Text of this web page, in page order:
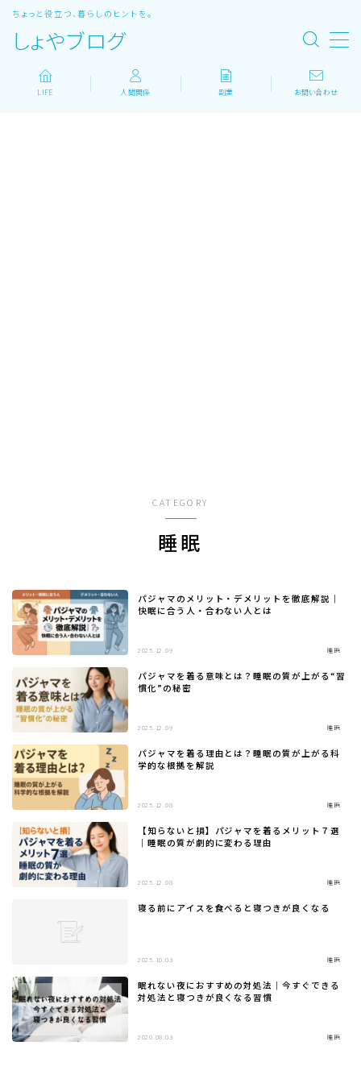
しょやブログ
ちょっと役立つ、暮らしのヒントを。
プライバシーポリシー
LIFE 人間関係 副業 お問い合わせ
CATEGORY
睡眠
パジャマのメリット・デメリットを徹底解説｜
快眠に合う人・合わない人とは
2025.12.09 睡眠
パジャマを着る意味とは？睡眠の質が上がる“習
慣化”の秘密
2025.12.09 睡眠
パジャマを着る理由とは？睡眠の質が上がる科
学的な根拠を解説
2025.12.08 睡眠
【知らないと損】パジャマを着るメリット７選
｜睡眠の質が劇的に変わる理由
2025.12.08 睡眠
寝る前にアイスを食べると寝つきが良くなる
2025.10.03 睡眠
眠れない夜におすすめの対処法｜今すぐできる
対処法と寝つきが良くなる習慣
2020.08.03 睡眠